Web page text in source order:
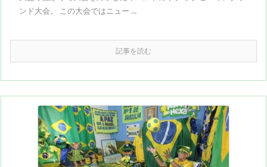
ンド大会。 この大会ではニュー ...
記事を読む